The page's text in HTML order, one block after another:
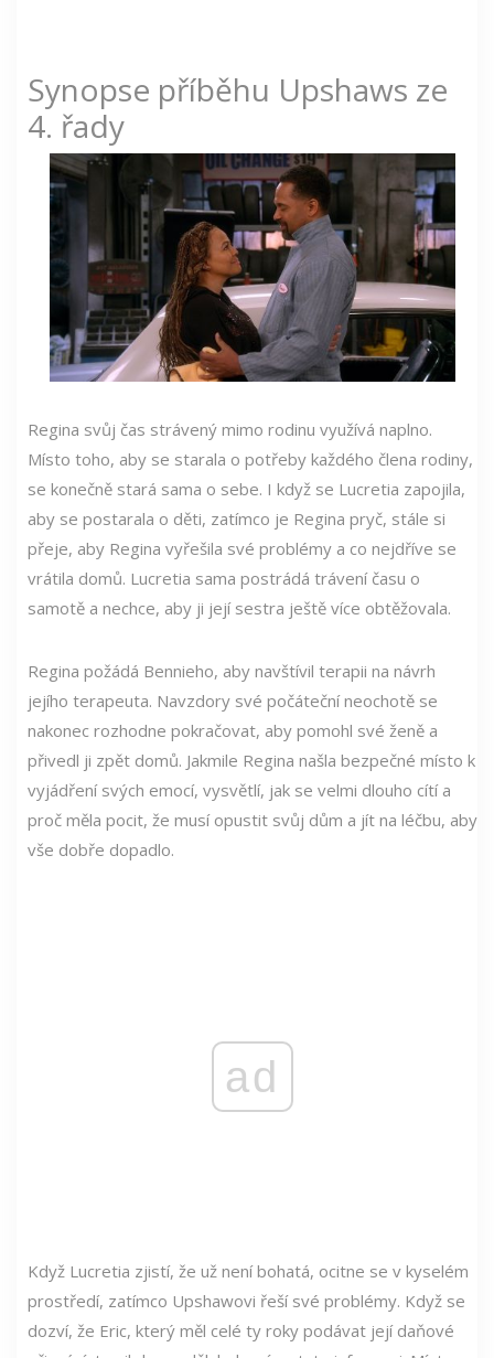
Synopse příběhu Upshaws ze
4. řady
Regina svůj čas strávený mimo rodinu využívá naplno.
Místo toho, aby se starala o potřeby každého člena rodiny,
se konečně stará sama o sebe. I když se Lucretia zapojila,
aby se postarala o děti, zatímco je Regina pryč, stále si
přeje, aby Regina vyřešila své problémy a co nejdříve se
vrátila domů. Lucretia sama postrádá trávení času o
samotě a nechce, aby ji její sestra ještě více obtěžovala.
Regina požádá Bennieho, aby navštívil terapii na návrh
jejího terapeuta. Navzdory své počáteční neochotě se
nakonec rozhodne pokračovat, aby pomohl své ženě a
přivedl ji zpět domů. Jakmile Regina našla bezpečné místo k
vyjádření svých emocí, vysvětlí, jak se velmi dlouho cítí a
proč měla pocit, že musí opustit svůj dům a jít na léčbu, aby
vše dobře dopadlo.
ad
Když Lucretia zjistí, že už není bohatá, ocitne se v kyselém
prostředí, zatímco Upshawovi řeší své problémy. Když se
dozví, že Eric, který měl celé ty roky podávat její daňové